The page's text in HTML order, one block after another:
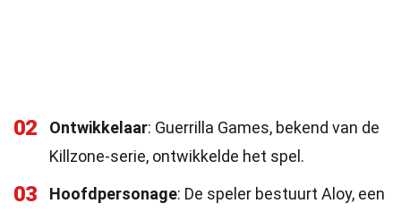
02 Ontwikkelaar: Guerrilla Games, bekend van de
Killzone-serie, ontwikkelde het spel.
03 Hoofdpersonage: De speler bestuurt Aloy, een